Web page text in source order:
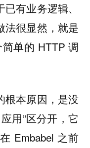
有业务逻辑、
法很显然，就是
单的 HTTP 调
根本原因，是没
用”区分开，它
Embabel 之前